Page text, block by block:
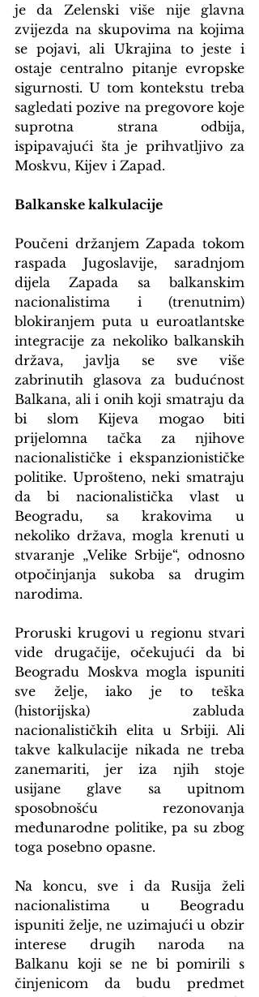
je da Zelenski više nije glavna
zvijezda na skupovima na kojima
se pojavi, ali Ukrajina to jeste i
ostaje centralno pitanje evropske
sigurnosti. U tom kontekstu treba
sagledati pozive na pregovore koje
suprotna strana odbija,
ispipavajući šta je prihvatljivo za
Moskvu, Kijev i Zapad.
Balkanske kalkulacije
Poučeni držanjem Zapada tokom
raspada Jugoslavije, saradnjom
dijela Zapada sa balkanskim
nacionalistima i (trenutnim)
blokiranjem puta u euroatlantske
integracije za nekoliko balkanskih
država, javlja se sve više
zabrinutih glasova za budućnost
Balkana, ali i onih koji smatraju da
bi slom Kijeva mogao biti
prijelomna tačka za njihove
nacionalističke i ekspanzionističke
politike. Uprošteno, neki smatraju
da bi nacionalistička vlast u
Beogradu, sa krakovima u
nekoliko država, mogla krenuti u
stvaranje „Velike Srbije“, odnosno
otpočinjanja sukoba sa drugim
narodima.
Proruski krugovi u regionu stvari
vide drugačije, očekujući da bi
Beogradu Moskva mogla ispuniti
sve želje, iako je to teška
(historijska) zabluda
nacionalističkih elita u Srbiji. Ali
takve kalkulacije nikada ne treba
zanemariti, jer iza njih stoje
usijane glave sa upitnom
sposobnošću rezonovanja
međunarodne politike, pa su zbog
toga posebno opasne.
Na koncu, sve i da Rusija želi
nacionalistima u Beogradu
ispuniti želje, ne uzimajući u obzir
interese drugih naroda na
Balkanu koji se ne bi pomirili s
činjenicom da budu predmet